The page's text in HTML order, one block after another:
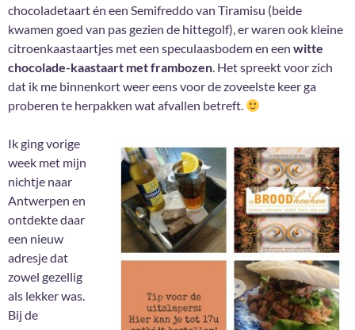
chocoladetaart én een Semifreddo van Tiramisu (beide
kwamen goed van pas gezien de hittegolf), er waren ook kleine
citroenkaastaartjes met een speculaasbodem en een witte
chocolade-kaastaart met frambozen. Het spreekt voor zich
dat ik me binnenkort weer eens voor de zoveelste keer ga
proberen te herpakken wat afvallen betreft.
Ik ging vorige
week met mijn
nichtje naar
Antwerpen en
ontdekte daar
een nieuw
adresje dat
zowel gezellig
als lekker was.
Bij de